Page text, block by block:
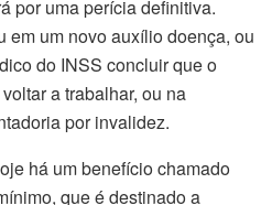
por uma perícia definitiva.
em um novo auxílio doença, ou
do INSS concluir que o
a trabalhar, ou na
por invalidez.
há um benefício chamado
que é destinado a